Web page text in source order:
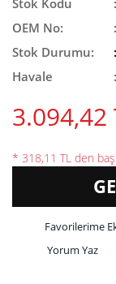
OEM No:
Stok Durumu:
Havale
3.094,42
* 318,11 TL den
Yorum Yaz